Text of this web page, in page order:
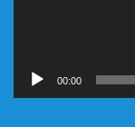
00:00